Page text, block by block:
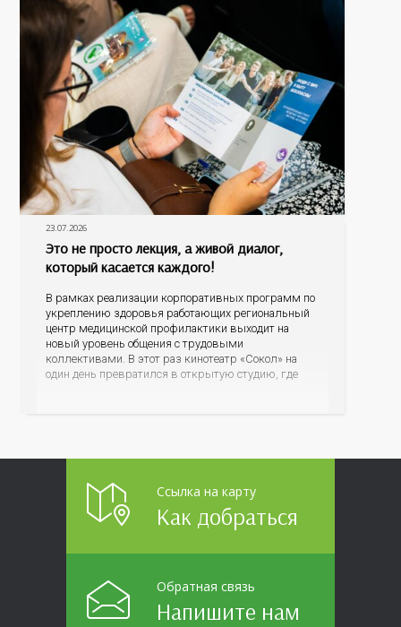
23.07.2026
Это не просто лекция, а живой диалог,
который касается каждого!
В рамках реализации корпоративных программ по
укреплению здоровья работающих региональный
центр медицинской профилактики выходит на
новый уровень общения с трудовыми
коллективами. В этот раз кинотеатр «Сокол» на
один день превратился в открытую студию, где
Ссылка на карту
Как добраться
Обратная связь
Напишите нам